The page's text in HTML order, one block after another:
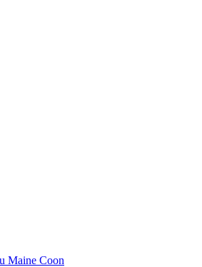
Maine Coon